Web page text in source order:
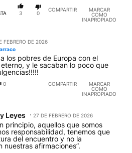
3 0
COMPARTIR
MARCAR
COMO
INAPROPIADO
FEBRERO DE 2026
los pobres de Europa con el
y le sacaban lo poco que
0 COMPARTIR
MARCAR
COMO
INAPROPIADO
Leyes 27 DE FEBRERO DE 2026
principio, aquellos que somos
responsabilidad, tenemos que
del encuentro y no la
nuestras afirmaciones”.